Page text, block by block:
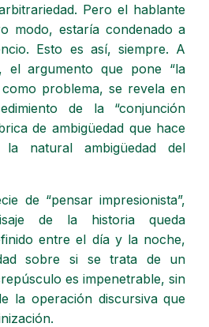
Pero el hablante
modo, estaría condenado a
Esto es así, siempre. A
el argumento que pone “la
como problema, se revela en
de la “conjunción
de ambigüedad que hace
natural ambigüedad del
de “pensar impresionista”,
de la historia queda
entre el día y la noche,
sobre si se trata de un
es impenetrable, sin
la operación discursiva que